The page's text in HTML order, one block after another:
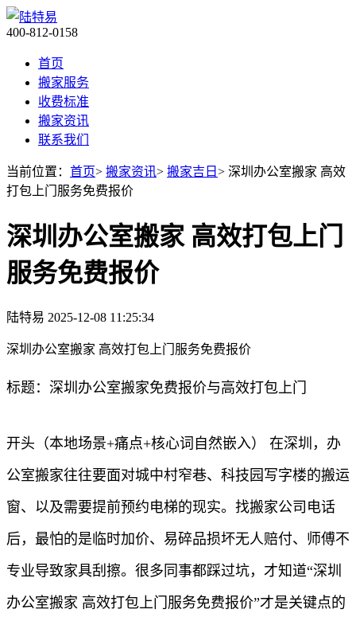
400-812-0158
首页
搬家服务
收费标准
搬家资讯
联系我们
当前位置： 首页> 搬家资讯> 搬家吉日 > 深圳办公室搬家 高效
打包上门服务免费报价
深圳办公室搬家 高效打包上门
服务免费报价
陆特易 2025-12-08 11:25:34
深圳办公室搬家 高效打包上门服务免费报价
标题：深圳办公室搬家免费报价与高效打包上门
开头（本地场景+痛点+核心词自然嵌入） 在深圳，办
公室搬家往往要面对城中村窄巷、科技园写字楼的搬运
窗、以及需要提前预约电梯的现实。找搬家公司电话
后，最怕的是临时加价、易碎品损坏无人赔付、师傅不
专业导致家具刮擦。很多同事都踩过坑，才知道“深圳
办公室搬家 高效打包上门服务免费报价”才是关键点的